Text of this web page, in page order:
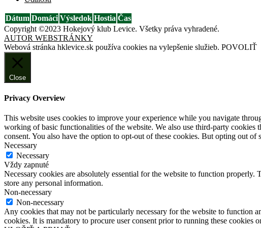
Dátum Domáci Výsledok Hostia Čas
Copyright ©2023 Hokejový klub Levice. Všetky práva vyhradené.
AUTOR WEBSTRÁNKY
Webová stránka hklevice.sk používa cookies na vylepšenie služieb. POVOLIŤ
Close
Privacy Overview
This website uses cookies to improve your experience while you navigate
working of basic functionalities of the website. We also use third-party
consent. You also have the option to opt-out of these cookies. But opting out
Necessary
Necessary
Vždy zapnuté
Necessary cookies are absolutely essential for the website to function
store any personal information.
Non-necessary
Non-necessary
Any cookies that may not be particularly necessary for the website to function
cookies. It is mandatory to procure user consent prior to running these cookies